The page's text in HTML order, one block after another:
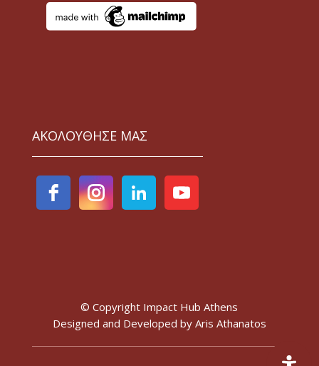
ΑΚΟΛΟΥΘΗΣΕ ΜΑΣ
© Copyright Impact Hub Athens
Designed and Developed by Aris Athanatos